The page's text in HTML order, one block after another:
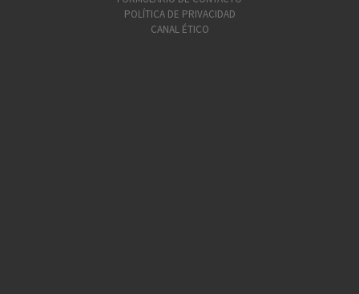
POLÍTICA DE PRIVACIDAD
CANAL ÉTICO